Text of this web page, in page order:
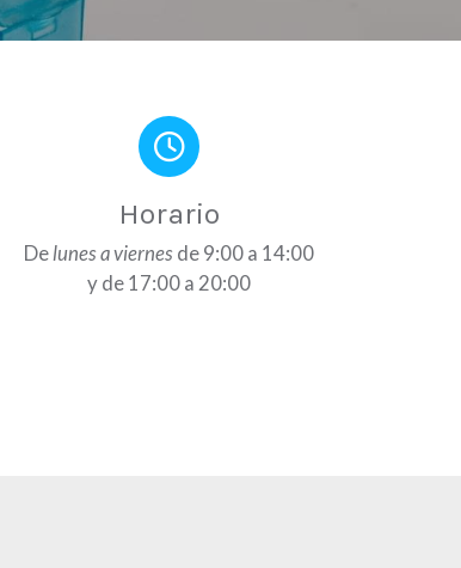
Horario
Delunes a viernesde 9:00 a 14:00
y de 17:00 a 20:00